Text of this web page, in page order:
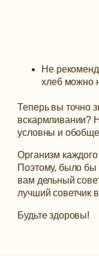
Не
хлеб можно
Теперь вы точно
вскармливании?
условны и
Организм каждого
Поэтому, было бы
вам дельный
лучший советчик
Будьте здоровы!